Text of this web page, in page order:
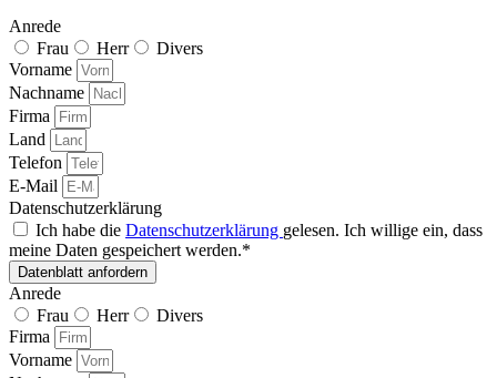
Anrede
Frau
Herr
Divers
Vorname
Nachname
Firma
Land
Telefon
E-Mail
Datenschutzerklärung
Ich habe die Datenschutzerklärung gelesen. Ich willige ein, dass
meine Daten gespeichert werden.*
Datenblatt anfordern
Anrede
Frau
Herr
Divers
Firma
Vorname